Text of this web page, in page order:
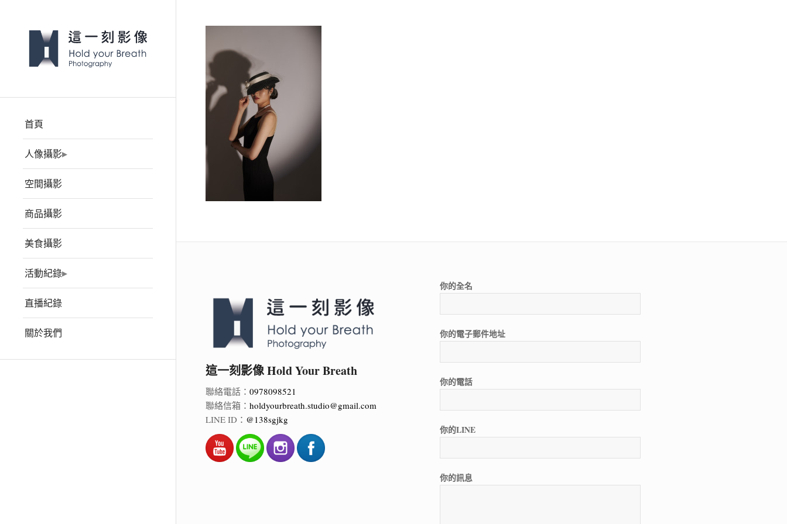
首頁
人像攝影
空間攝影
商品攝影
美食攝影
活動紀錄
直播紀錄
關於我們
這一刻影像 Hold Your Breath
聯絡電話： 0978098521
聯絡信箱： holdyourbreath.studio@gmail.com
LINE ID： @138sgjkg
你的全名
你的電子郵件地址
你的電話
你的LINE
你的訊息